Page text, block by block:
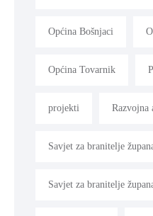
Općina Bošnjaci
Općina Tovarnik
projekti Razvojna
Savjet za branitelje
Savjet za branitelje